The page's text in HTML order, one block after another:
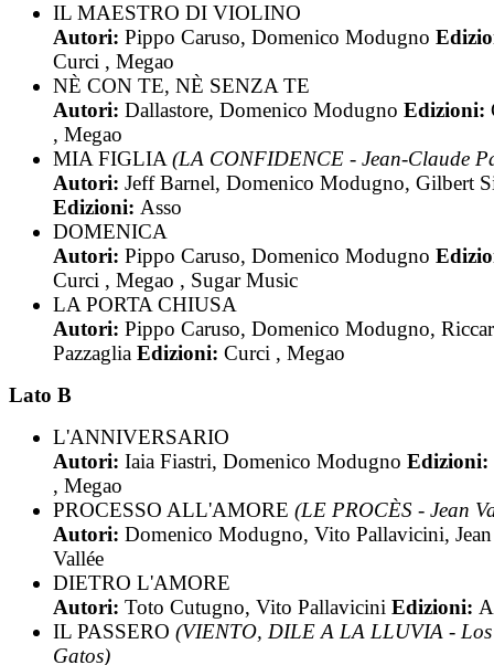
IL MAESTRO DI VIOLINO
Autori: Pippo Caruso, Domenico Modugno
Curci , Megao
NÈ CON TE, NÈ SENZA TE
Autori: Dallastore, Domenico Modugno Edizioni:
, Megao
MIA FIGLIA(LA CONFIDENCE - Jean-Claude
Autori: Jeff Barnel, Domenico Modugno, Gilbert
Edizioni: Asso
DOMENICA
Autori: Pippo Caruso, Domenico Modugno
Curci , Megao , Sugar Music
LA PORTA CHIUSA
Autori: Pippo Caruso, Domenico Modugno,
Pazzaglia Edizioni: Curci , Megao
Lato B
L'ANNIVERSARIO
Autori: Iaia Fiastri, Domenico Modugno Edizioni:
, Megao
PROCESSO ALL'AMORE (LE PROCÈS - Jean
Autori: Domenico Modugno, Vito Pallavicini, Jean
Vallée
DIETRO L'AMORE
Autori: Toto Cutugno, Vito Pallavicini Edizioni:
IL PASSERO (VIENTO, DILE A LA LLUVIA - Los
Gatos)